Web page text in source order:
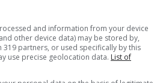
le avrebbe dato un
si sta discutendo molto.
and information from your device
other device data) may be stored by,
319 partners, or used specifically by this
use precise geolocation data. List of